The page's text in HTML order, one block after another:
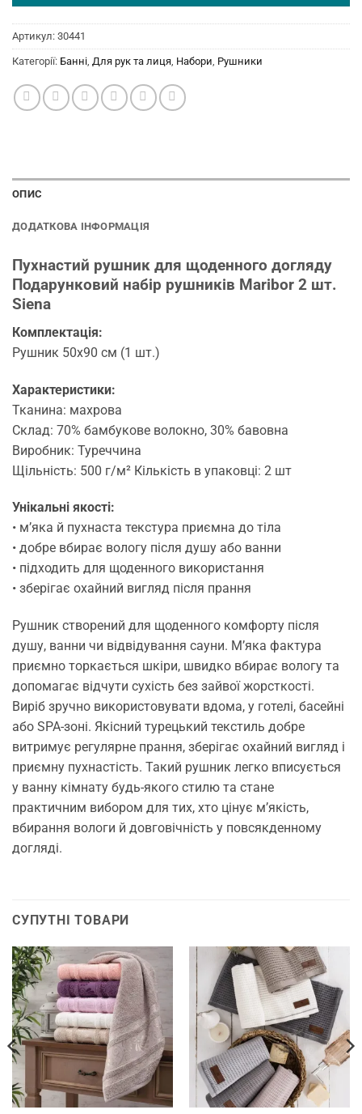
Артикул: 30441
Категорії: Банні, Для рук та лиця, Набори, Рушники
ОПИС
ДОДАТКОВА ІНФОРМАЦІЯ
Пухнастий рушник для щоденного догляду
Подарунковий набір рушників Maribor 2 шт.
Siena
Комплектація:
Рушник 50х90 см (1 шт.)
Характеристики:
Тканина: махрова
Склад: 70% бамбукове волокно, 30% бавовна
Виробник: Туреччина
Щільність: 500 г/м² Кількість в упаковці: 2 шт
Унікальні якості:
• м’яка й пухнаста текстура приємна до тіла
• добре вбирає вологу після душу або ванни
• підходить для щоденного використання
• зберігає охайний вигляд після прання
Рушник створений для щоденного комфорту після
душу, ванни чи відвідування сауни. М’яка фактура
приємно торкається шкіри, швидко вбирає вологу та
допомагає відчути сухість без зайвої жорсткості.
Виріб зручно використовувати вдома, у готелі, басейні
або SPA-зоні. Якісний турецький текстиль добре
витримує регулярне прання, зберігає охайний вигляд і
приємну пухнастість. Такий рушник легко вписується
у ванну кімнату будь-якого стилю та стане
практичним вибором для тих, хто цінує м’якість,
вбирання вологи й довговічність у повсякденному
догляді.
СУПУТНІ ТОВАРИ